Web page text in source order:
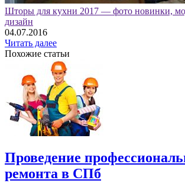
Шторы для кухни 2017 — фото новинки,
дизайн
04.07.2016
Читать далее
Похожие статьи
Проведение
ремонта в СПб